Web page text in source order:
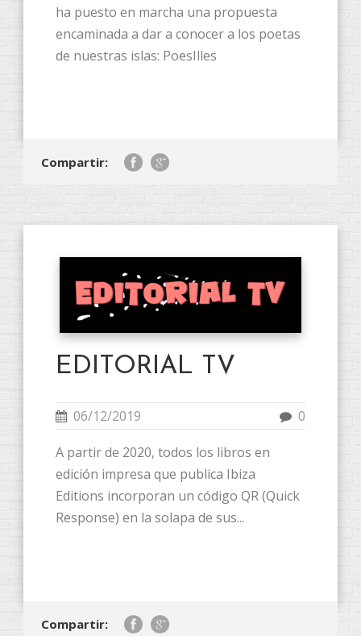
ha puesto en marcha una propuesta
encaminada a dar a conocer a los poetas
de nuestras islas: PoesIlles
Compartir:
EDITORIAL TV
06/12/2019 0
A partir de 2020, todos los libros en
edición impresa que publica Ibiza
Editions incorporan un código QR (Quick
Response) en la solapa de sus...
Compartir: